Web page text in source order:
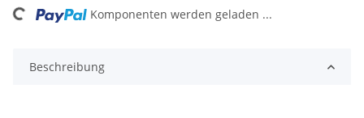
Komponenten werden geladen ...
Beschreibung